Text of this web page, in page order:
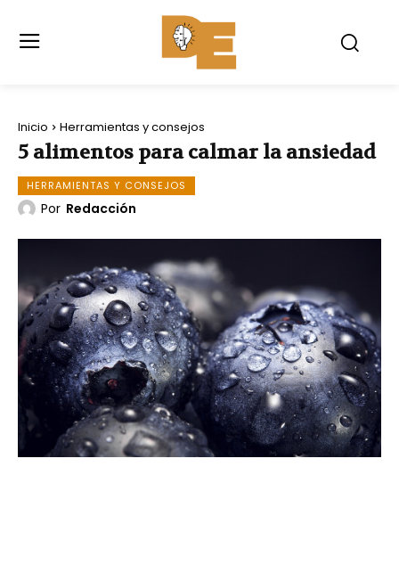
Inicio Herramientas y consejos
5 alimentos para calmar la ansiedad
HERRAMIENTAS Y CONSEJOS
Por Redacción